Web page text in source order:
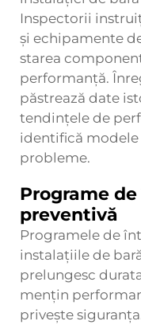
Inspectorii
și echipamente
starea
performanță.
păstrează date
tendințele de
identifică
probleme.
Programe
preventivă
Programele de
instalațiile de
prelungesc
mențin
privește